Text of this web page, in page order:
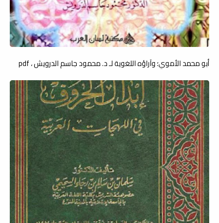
أبو محمد الأموي؛ وآراؤه اللغوية لـ د. محمود جاسم الدرويش ، pdf